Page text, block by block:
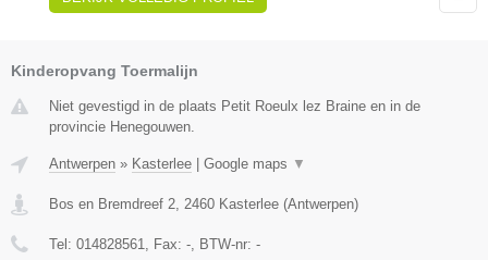
Kinderopvang Toermalijn
Niet gevestigd in de plaats Petit Roeulx lez Braine en in de
provincie Henegouwen.
Antwerpen » Kasterlee Google maps ▼
Bos en Bremdreef 2 2460 Kasterlee (Antwerpen)
Tel: 014828561 , Fax: - , BTW-nr: -